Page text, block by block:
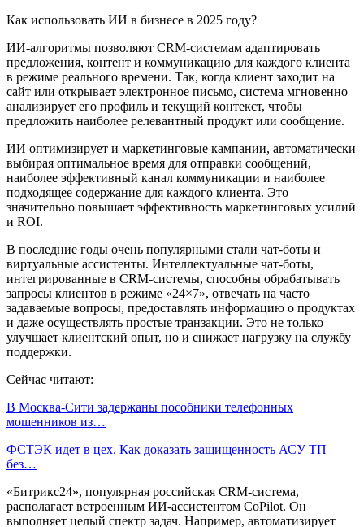
Как использовать ИИ в бизнесе в 2025 году?
ИИ-алгоритмы позволяют CRM-системам адаптировать
предложения, контент и коммуникацию для каждого клиента
в режиме реального времени. Так, когда клиент заходит на
сайт или открывает электронное письмо, система мгновенно
анализирует его профиль и текущий контекст, чтобы
предложить наиболее релевантный продукт или сообщение.
ИИ оптимизирует и маркетинговые кампании, автоматически
выбирая оптимальное время для отправки сообщений,
наиболее эффективный канал коммуникации и наиболее
подходящее содержание для каждого клиента. Это
значительно повышает эффективность маркетинговых усилий
и ROI.
В последние годы очень популярными стали чат-боты и
виртуальные ассистенты. Интеллектуальные чат-боты,
интегрированные в CRM-системы, способны обрабатывать
запросы клиентов в режиме «24×7», отвечать на часто
задаваемые вопросы, предоставлять информацию о продуктах
и даже осуществлять простые транзакции. Это не только
улучшает клиентский опыт, но и снижает нагрузку на службу
поддержки.
Сейчас читают:
В Москва-Сити задержаны пособники телефонных
мошенников из…
ФСТЭК идет в цех. Как доказать защищенность АСУ ТП
без…
«Битрикс24», популярная российская CRM-система,
располагает встроенным ИИ-ассистентом CoPilot. Он
выполняет целый спектр задач. Например, автоматизирует